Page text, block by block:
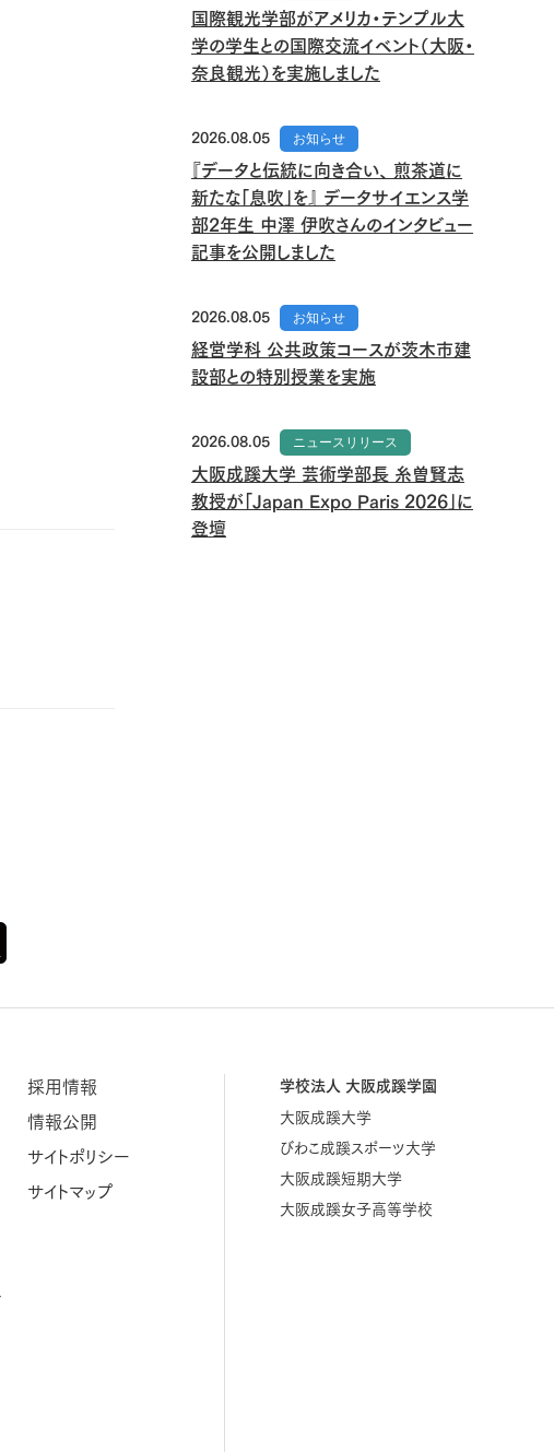
国際観光学部がアメリカ・テンプル大
学の学生との国際交流イベント（大阪・
奈良観光）を実施しました
2026.08.05 お知らせ
『データと伝統に向き合い、 煎茶道に
新たな「息吹」を』 データサイエンス学
部2年生 中澤 伊吹さんのインタビュー
記事を公開しました
2026.08.05 お知らせ
経営学科 公共政策コースが茨木市建
設部との特別授業を実施
2026.08.05 ニュースリリース
大阪成蹊大学 芸術学部長 糸曽賢志
教授が「Japan Expo Paris 2026」に
登壇
採用情報
情報公開
サイトポリシー
サイトマップ
学校法人 大阪成蹊学園
大阪成蹊大学
びわこ成蹊スポーツ大学
大阪成蹊短期大学
大阪成蹊女子高等学校